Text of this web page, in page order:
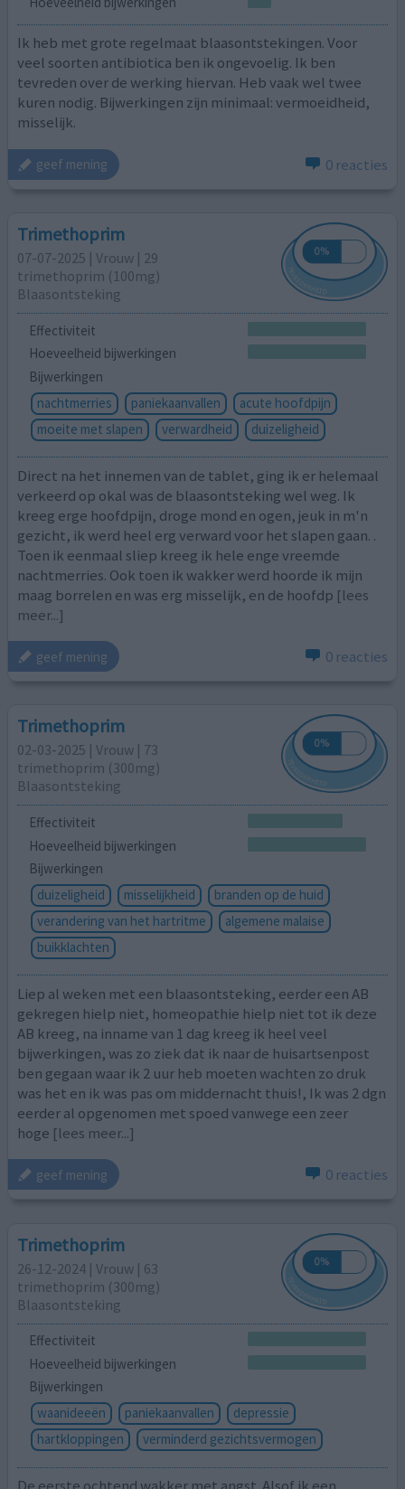
Ik heb met grote regelmaat blaasontstekingen. Voor
veel soorten antibiotica ben ik ongevoelig. Ik ben
tevreden over de werking hiervan. Heb vaak wel twee
kuren nodig. Bijwerkingen zijn minimaal: vermoeidheid,
misselijk.
geef mening 0 reacties
Trimethoprim
07-07-2025 | Vrouw | 29
trimethoprim (100mg)
Blaasontsteking
Effectiviteit
Hoeveelheid bijwerkingen
Bijwerkingen
nachtmerries
paniekaanvallen
acute hoofdpijn
moeite met slapen
verwardheid duizeligheid
Direct na het innemen van de tablet, ging ik er helemaal
verkeerd op okal was de blaasontsteking wel weg. Ik
kreeg erge hoofdpijn, droge mond en ogen, jeuk in m'n
gezicht, ik werd heel erg verward voor het slapen gaan. .
Toen ik eenmaal sliep kreeg ik hele enge vreemde
nachtmerries. Ook toen ik wakker werd hoorde ik mijn
maag borrelen en was erg misselijk, en de hoofdp [lees
meer...]
geef mening 0 reacties
Trimethoprim
02-03-2025 | Vrouw | 73
trimethoprim (300mg)
Blaasontsteking
Effectiviteit
Hoeveelheid bijwerkingen
Bijwerkingen
duizeligheid
misselijkheid
branden op de huid
verandering van het hartritme
algemene malaise
buikklachten
Liep al weken met een blaasontsteking, eerder een AB
gekregen hielp niet, homeopathie hielp niet tot ik deze
AB kreeg, na inname van 1 dag kreeg ik heel veel
bijwerkingen, was zo ziek dat ik naar de huisartsenpost
ben gegaan waar ik 2 uur heb moeten wachten zo druk
was het en ik was pas om middernacht thuis!, Ik was 2 dgn
eerder al opgenomen met spoed vanwege een zeer
hoge [lees meer...]
geef mening 0 reacties
Trimethoprim
26-12-2024 | Vrouw | 63
trimethoprim (300mg)
Blaasontsteking
Effectiviteit
Hoeveelheid bijwerkingen
Bijwerkingen
waanideeën
paniekaanvallen
depressie
hartkloppingen
verminderd gezichtsvermogen